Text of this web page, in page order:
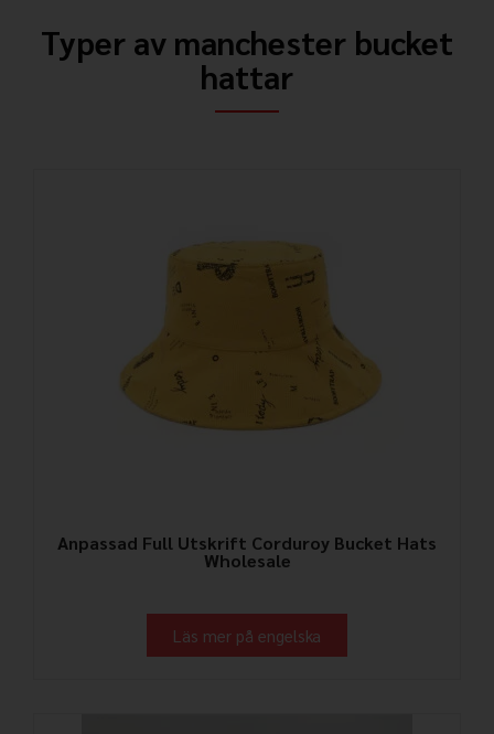
Typer av manchester bucket
hattar
Anpassad Full Utskrift Corduroy Bucket Hats
Wholesale
Läs mer på engelska